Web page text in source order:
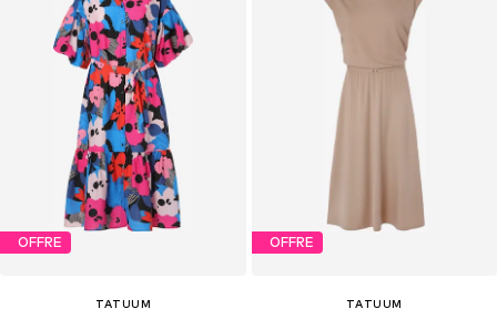
OFFRE
TATUUM
OFFRE
TATUUM